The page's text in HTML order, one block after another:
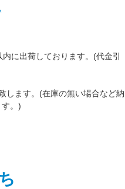
に出荷しております。(代金引
します。(在庫の無い場合など納
。)